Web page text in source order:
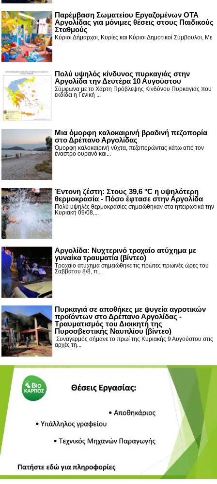
Παρέμβαση Σωματείου Εργαζομένων ΟΤΑ
Αργολίδας για μόνιμες θέσεις στους Παιδικούς
Σταθμούς
Κύριοι Δήμαρχοι, Κυρίες και Κύριοι Δημοτικοί Σύμβουλοι, Με
...
Πολύ υψηλός κίνδυνος πυρκαγιάς στην
Αργολίδα την Δευτέρα 10 Αυγούστου
Σύμφωνα με το Χάρτη Πρόβλεψης Κινδύνου Πυρκαγιάς που
εκδίδει η Γενική ...
Μια όμορφη καλοκαιρινή βραδινή πεζοπορία
στο Δρέπανο Αργολίδας
Όμορφη καλοκαιρινή νύχτα, πεζοπορώντας κάτω από τον
έναστρο ουρανό και...
Έντονη ζέστη: Στους 39,6 °C η υψηλότερη
θερμοκρασία - Πόσο έφτασε στην Αργολίδα
Πολύ υψηλές θερμοκρασίες σημειώθηκαν στα ηπειρωτικά την
Κυριακή 09/08,...
Αργολίδα: Νυχτερινό τροχαίο ατύχημα με
γυναίκα τραυματία (βίντεο)
Τροχαίο ατυχημα σημειώθηκε τις πρώτες πρωινές ώρες του
Σαββάτου 8/8, π...
Πυρκαγιά σε αποθήκες με ψυγεία αγροτικών
προϊόντων στο Δρέπανο Αργολίδας -
Τραυματισμός του Διοικητή της
Πυροσβεστικής Ναυπλίου (βίντεο)
Συναγερμός σήμανε το πρωί της Κυριακής 9 Αυγούστου στις
αρχές τη...